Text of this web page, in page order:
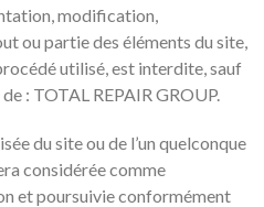
modification,
ou partie des éléments du site,
utilisé, est interdite, sauf
: TOTAL REPAIR GROUP.
du site ou de l’un quelconque
considérée comme
et poursuivie conformément